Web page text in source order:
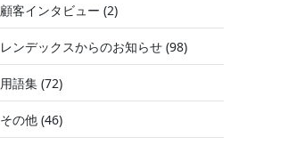
顧客インタビュー (2)
レンデックスからのお知らせ (98)
用語集 (72)
その他 (46)